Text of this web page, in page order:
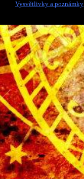
Vysvětlivky a poznámky